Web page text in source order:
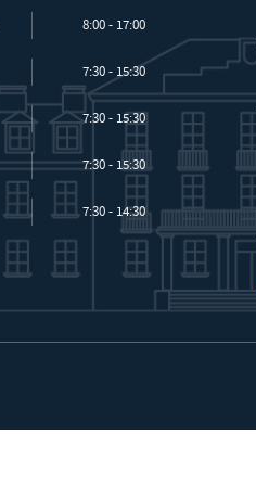
8:00 - 17:00
7:30 - 15:30
7:30 - 15:30
7:30 - 15:30
7:30 - 14:30